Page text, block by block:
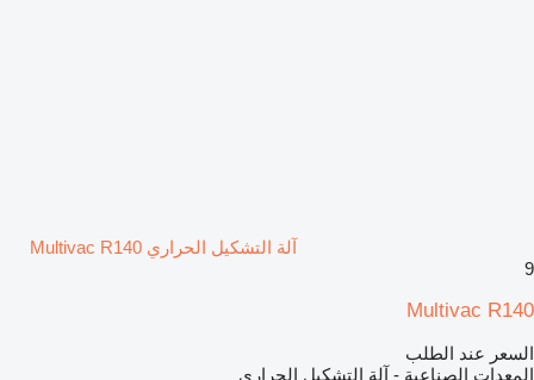
آلة التشكيل الحراري Multivac R140
9
Multivac R140
السعر عند الطلب
المعدات الصناعية - آلة التشكيل الحراري